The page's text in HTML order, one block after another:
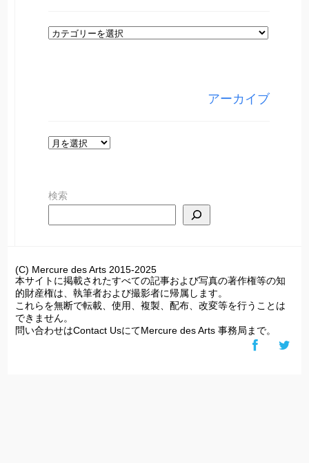
カ
アーカイブ
ア
イ
検索
(C) Mercure des Arts 2015-2025
本サイトに掲載されたすべての記事および写真の著作権等の知
的財産権は、執筆者および撮影者に帰属します。
これらを無断で転載、使用、複製、配布、改変等を行うことは
できません。
問い合わせはContact UsにてMercure des Arts 事務局まで。